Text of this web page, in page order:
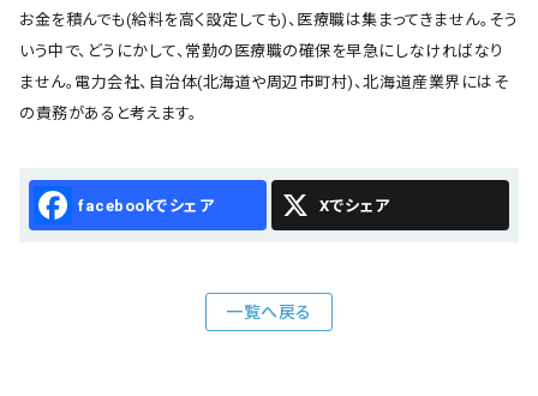
お金を積んでも(給料を高く設定しても)、医療職は集まってきません。そう
いう中で、どうにかして、常勤の医療職の確保を早急にしなければなり
ません。電力会社、自治体(北海道や周辺市町村)、北海道産業界にはそ
の責務があると考えます。
Facebook X
一覧へ戻る